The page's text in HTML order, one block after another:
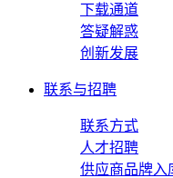
下载通道
答疑解惑
创新发展
联系与招聘
联系方式
人才招聘
供应商品牌入